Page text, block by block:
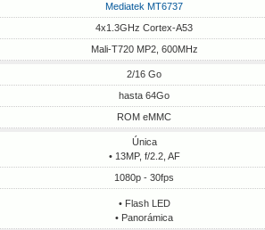
Mediatek MT6737
4x1.3GHz Cortex-A53
Mali-T720 MP2, 600MHz
2/16 Go
hasta 64Go
ROM eMMC
Única
• 13MP, f/2.2, AF
1080p - 30fps
• Flash LED
• Panorámica